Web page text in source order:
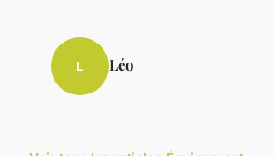
L Léo